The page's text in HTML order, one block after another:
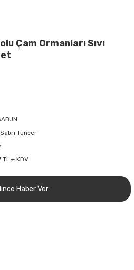
Çam Ormanları Sıvı
Tuncer
TL + KDV
Haber Ver